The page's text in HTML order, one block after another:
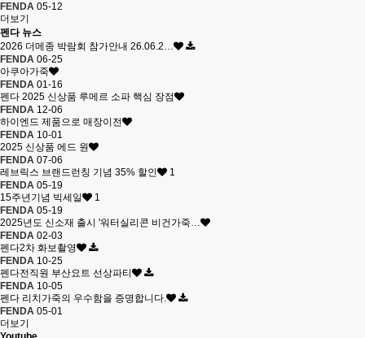
FENDA 05-12
더보기
펜다 뉴스
2026 더메종 박람회 참가안내 26.06.2…
FENDA 06-25
아쿠아가죽
FENDA 01-16
펜다 2025 신상품 루메르 소파 핵심 장점
FENDA 12-06
하이엔드 제품으로 매장이전
FENDA 10-01
2025 신상품 에드 원
FENDA 07-06
레브릭스 브랜드런칭 기념 35% 할인
1
FENDA 05-19
15주년기념 빅세일
1
FENDA 05-19
2025년도 신소재 출시 '워터실리콘 비건가죽…
FENDA 02-03
펜다2차 화보촬영
FENDA 10-25
펜다전직원 부산요트 선상파티
FENDA 10-05
펜다 리치가죽의 우수함을 증명합니다.
FENDA 05-01
더보기